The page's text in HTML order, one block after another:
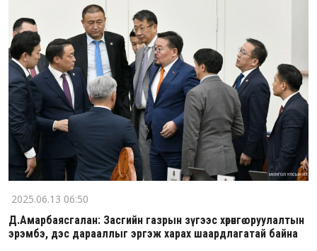
2025.06.13 06:50
Д.Амарбаясгалан: Засгийн газрын зүгээс хөрөнгө оруулалтын
эрэмбэ, дэс дарааллыг эргэж харах шаардлагатай байна